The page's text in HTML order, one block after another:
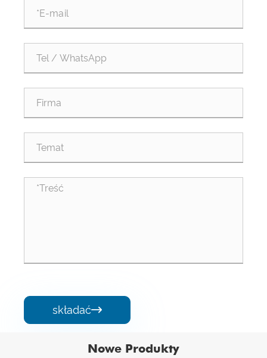
składać
Nowe Produkty